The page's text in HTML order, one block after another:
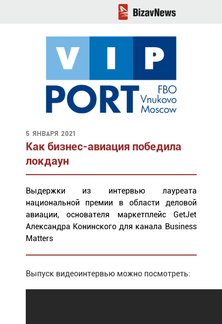
5 января 2021
Как бизнес-авиация победила
локдаун
Выдержки из интервью лауреата
национальной премии в области деловой
авиации, основателя маркетплейс GetJet
Александра Конинского для канала Business
Matters
Выпуск видеоинтервью можно посмотреть: